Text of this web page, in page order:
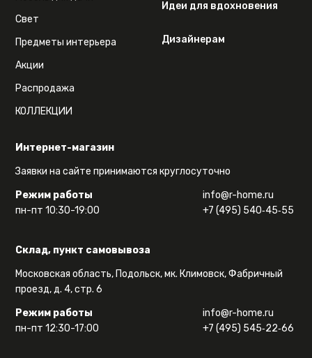
Интернет-магазин
Заявки на сайте принимаются круглосуточно
Режим работы
пн-пт 10:30-19:00
info@r-home.ru
+7 (495) 540‑45‑55
Склад, пункт самовывоза
Московская область, Подольск, мк. Климовск, Фабричный
проезд, д. 4, стр. 6
Режим работы
пн-пт 12:30-17:00
info@r-home.ru
+7 (495) 545‑22‑66
Свет
Предметы интерьера
Акции
Распродажа
КОЛЛЕКЦИИ
Идеи для вдохновения
Дизайнерам